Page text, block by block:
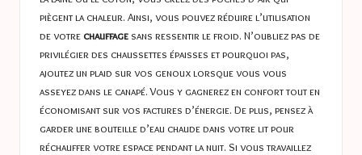
piègent la chaleur. Ainsi, vous pouvez réduire l’utilisation
de votre chauffage sans ressentir le froid. N’oubliez pas de
privilégier des chaussettes épaisses et pourquoi pas,
ajoutez un plaid sur vos genoux lorsque vous vous
asseyez dans le canapé. Vous y gagnerez en confort tout en
économisant sur vos factures d’énergie. De plus, pensez à
garder une bouteille d’eau chaude dans votre lit pour
réchauffer votre espace pendant la nuit. Si vous travaillez